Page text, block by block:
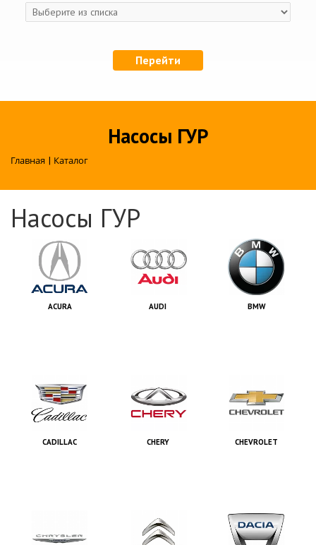
Перейти
Насосы ГУР
Главная | Каталог
Насосы ГУР
ACURA AUDI BMW
CADILLAC CHERY CHEVROLET